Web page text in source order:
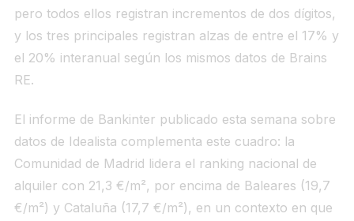
pero todos ellos registran incrementos de dos dígitos,
y los tres principales registran alzas de entre el 17% y
el 20% interanual según los mismos datos de Brains
RE.
El informe de Bankinter publicado esta semana sobre
datos de Idealista complementa este cuadro: la
Comunidad de Madrid lidera el ranking nacional de
alquiler con 21,3 €/m², por encima de Baleares (19,7
€/m²) y Cataluña (17,7 €/m²), en un contexto en que